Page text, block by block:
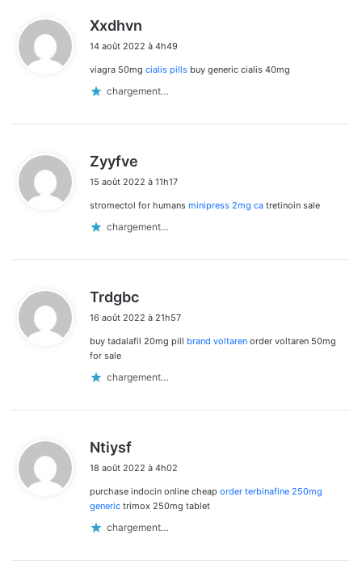
Xxdhvn
t
14 août 2022 à 4h49
viagra 50mg cialis pills buy generic cialis 40mg
chargement…
Zyyfve
t
15 août 2022 à 11h17
stromectol for humans minipress 2mg ca tretinoin sale
chargement…
Trdgbc
t
16 août 2022 à 21h57
buy tadalafil 20mg pill brand voltaren order voltaren 50mg
for sale
chargement…
Ntiysf
t
:
18 août 2022 à 4h02
purchase indocin online cheap order terbinafine 250mg
generic trimox 250mg tablet
chargement…